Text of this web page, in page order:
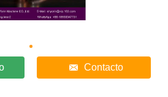
Contacto